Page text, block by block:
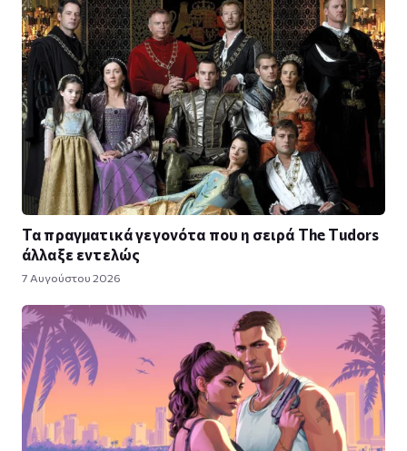
Τα πραγματικά γεγονότα που η σειρά The Tudors
άλλαξε εντελώς
7 Αυγούστου 2026